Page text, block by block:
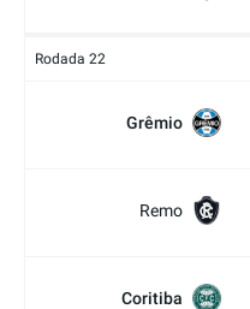
Rodada 22
Grêmio
Remo
Coritiba